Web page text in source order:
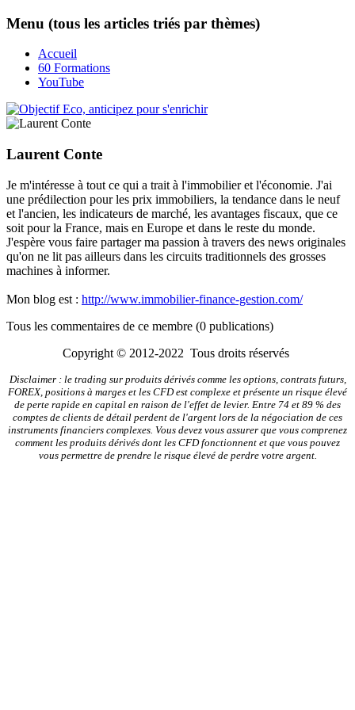
Menu (tous les articles triés par thèmes)
Accueil
60 Formations
YouTube
Laurent Conte
Je m'intéresse à tout ce qui a trait à l'immobilier et l'économie. J'ai
une prédilection pour les prix immobiliers, la tendance dans le neuf
et l'ancien, les indicateurs de marché, les avantages fiscaux, que ce
soit pour la France, mais en Europe et dans le reste du monde.
J'espère vous faire partager ma passion à travers des news originales
qu'on ne lit pas ailleurs dans les circuits traditionnels des grosses
machines à informer.
Mon blog est : http://www.immobilier-finance-gestion.com/
Tous les commentaires de ce membre (0 publications)
Copyright © 2012-2022 Tous droits réservés
Disclaimer : le trading sur produits dérivés comme les options, contrats futurs,
FOREX, positions à marges et les CFD est complexe et présente un risque élevé
de perte rapide en capital en raison de l'effet de levier. Entre 74 et 89 % des
comptes de clients de détail perdent de l'argent lors de la négociation de ces
instruments financiers complexes. Vous devez vous assurer que vous comprenez
comment les produits dérivés dont les CFD fonctionnent et que vous pouvez
vous permettre de prendre le risque élevé de perdre votre argent.